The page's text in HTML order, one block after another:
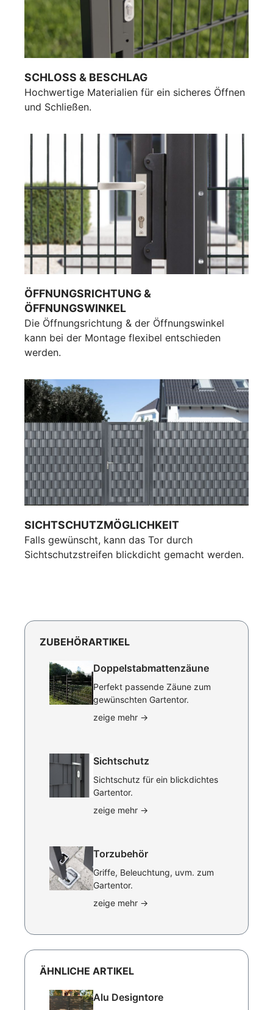
SCHLOSS & BESCHLAG
Hochwertige Materialien für ein sicheres Öffnen
und Schließen.
ÖFFNUNGSRICHTUNG &
ÖFFNUNGSWINKEL
Die Öffnungsrichtung & der Öffnungswinkel
kann bei der Montage flexibel entschieden
werden.
SICHTSCHUTZMÖGLICHKEIT
Falls gewünscht, kann das Tor durch
Sichtschutzstreifen blickdicht gemacht werden.
ZUBEHÖRARTIKEL
Doppelstabmattenzäune
Perfekt passende Zäune zum
gewünschten Gartentor.
zeige mehr →
Sichtschutz
Sichtschutz für ein blickdichtes
Gartentor.
zeige mehr →
Torzubehör
Griffe, Beleuchtung, uvm. zum
Gartentor.
zeige mehr →
ÄHNLICHE ARTIKEL
Alu Designtore